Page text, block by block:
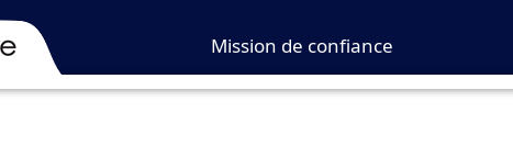
Mission de confiance